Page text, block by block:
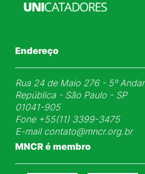
Endereço
Rua 24 de Maio 276 - 5ᵒ Andar
República - São Paulo - SP
01041-905
Fone+55(11) 3399-3475
E-mail contato@mncr.org.br
MNCR é membro